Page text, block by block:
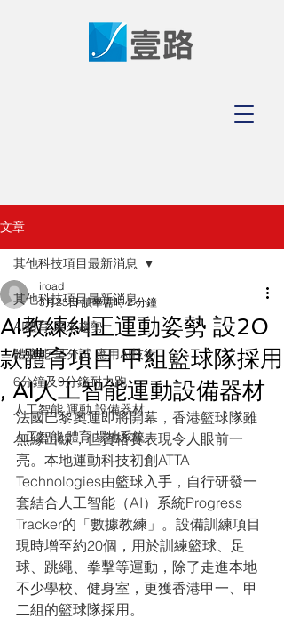
文章
其他科技項目最新消息
AI體育 未來趨勢
體適能 呈分試 應用AI技術
6分鐘及9分鐘耐力跑
人工智能 運動 設備器材
人工智能 體育 場地系統
其他科技項目最新消息
AI教練糾正運動姿勢 設20
款體育項目 甲組籃球隊採用
, AI人工智能運動設備器材
iroad
3月23日 讀畢需時 2 分鐘
法國巴黎奧運即將開幕，香港籃球隊雖
無緣出線，但資格賽表現令人眼前一
亮。本地運動科技初創ATTA
Technologies由籃球入手，自行研發一
套結合人工智能（AI）系統Progress
Tracker的「數據教練」。設備訓練項目
現時增至約20個，用於訓練籃球、足
球、跳繩、拳擊等運動，除了走進本地
不少學校、健身室，更獲香港甲一、甲
二組的籃球隊採用。